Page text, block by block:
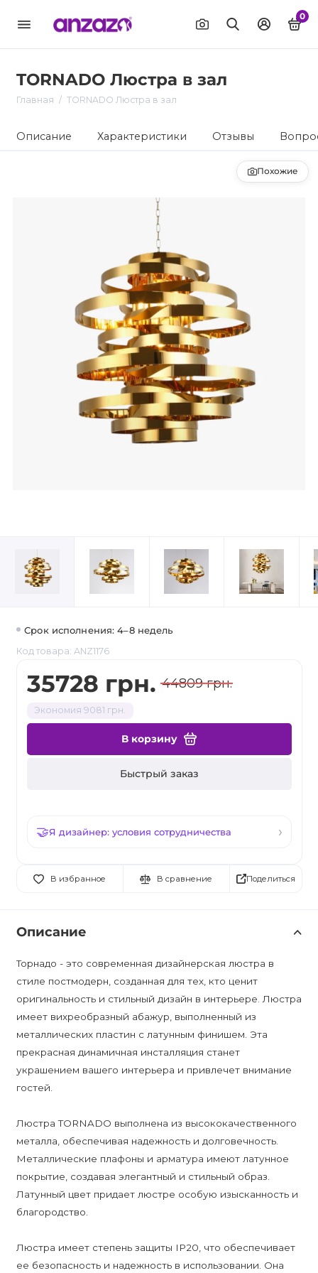
0
TORNADO Люстра в зал
Главная TORNADO Люстра в зал
Описание Характеристики Отзывы
Похожие
Срок исполнения: 4–8 недель
Код товара: ANZ1176
35728 грн. 44809 грн.
Экономия 9081 грн.
В корзину
Быстрый заказ
Я дизайнер: условия сотрудничества
В избранное В сравнение Поделиться
Описание
Торнадо - это современная дизайнерская люстра в
стиле постмодерн, созданная для тех, кто ценит
оригинальность и стильный дизайн в интерьере. Люстра
имеет вихреобразный абажур, выполненный из
металлических пластин с латунным финишем. Эта
прекрасная динамичная инсталляция станет
украшением вашего интерьера и привлечет внимание
гостей.
Люстра TORNADO выполнена из высококачественного
металла, обеспечивая надежность и долговечность.
Металлические плафоны и арматура имеют латунное
покрытие, создавая элегантный и стильный образ.
Латунный цвет придает люстре особую изысканность и
благородство.
Люстра имеет степень защиты IP20, что обеспечивает
ее безопасность и надежность в использовании. Она